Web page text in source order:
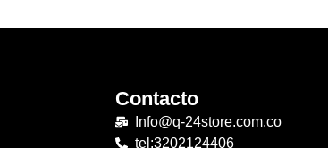
Contacto
Info@q-24store.com.co
tel:3202124406